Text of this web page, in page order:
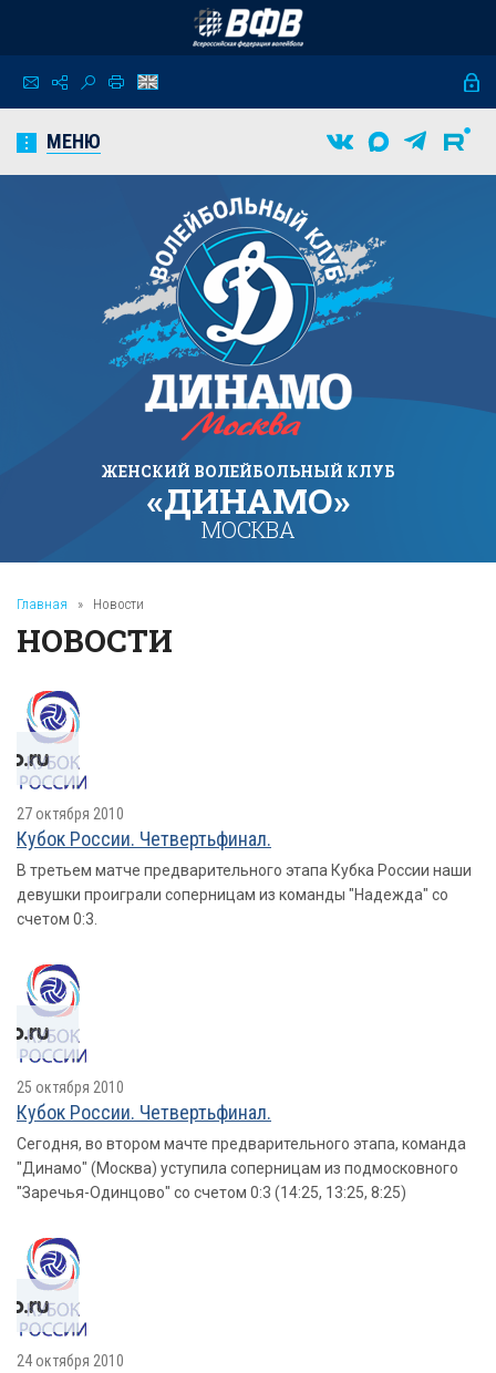
МЕНЮ
ЖЕНСКИЙ ВОЛЕЙБОЛЬНЫЙ КЛУБ
«ДИНАМО»
МОСКВА
Главная » Новости
НОВОСТИ
27 октября 2010
Кубок России. Четвертьфинал.
В третьем матче предварительного этапа Кубка России наши
девушки проиграли соперницам из команды "Надежда" со
счетом 0:3.
25 октября 2010
Кубок России. Четвертьфинал.
Сегодня, во втором мачте предварительного этапа, команда
"Динамо" (Москва) уступила соперницам из подмосковного
"Заречья-Одинцово" со счетом 0:3 (14:25, 13:25, 8:25)
24 октября 2010